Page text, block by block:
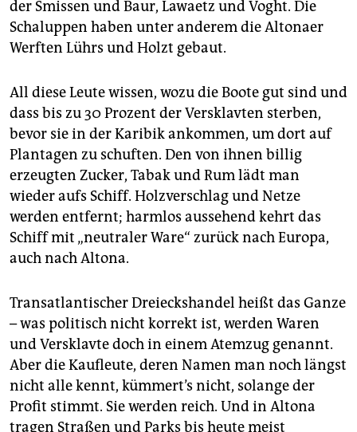
der Smissen und Baur, Lawaetz und Voght. Die
Schaluppen haben unter anderem die Altonaer
Werften Lührs und Holzt gebaut.
All diese Leute wissen, wozu die Boote gut sind und
dass bis zu 30 Prozent der Versklavten sterben,
bevor sie in der Karibik ankommen, um dort auf
Plantagen zu schuften. Den von ihnen billig
erzeugten Zucker, Tabak und Rum lädt man
wieder aufs Schiff. Holzverschlag und Netze
werden entfernt; harmlos aussehend kehrt das
Schiff mit „neutraler Ware“ zurück nach Europa,
auch nach Altona.
Transatlantischer Dreieckshandel heißt das Ganze
– was politisch nicht korrekt ist, werden Waren
und Versklavte doch in einem Atemzug genannt.
Aber die Kaufleute, deren Namen man noch längst
nicht alle kennt, kümmert’s nicht, solange der
Profit stimmt. Sie werden reich. Und in Altona
tragen Straßen und Parks bis heute meist